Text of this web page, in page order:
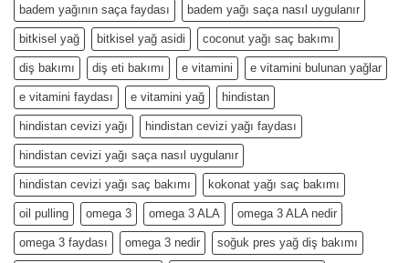
badem yağının saça faydası badem yağı saça nasıl uygulanır
bitkisel yağ bitkisel yağ asidi coconut yağı saç bakımı
diş bakımı diş eti bakımı e vitamini e vitamini bulunan yağlar
e vitamini faydası e vitamini yağ hindistan
hindistan cevizi yağı hindistan cevizi yağı faydası
hindistan cevizi yağı saça nasıl uygulanır
hindistan cevizi yağı saç bakımı kokonat yağı saç bakımı
oil pulling omega 3 omega 3 ALA omega 3 ALA nedir
omega 3 faydası omega 3 nedir soğuk pres yağ diş bakımı